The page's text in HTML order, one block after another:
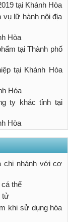
tại Khánh Hòa
vụ lữ hành nội địa
Hòa
tại Thành phố
tại Khánh Hòa
Hóa
ty khác tỉnh tại
Hòa
chi nhánh với cơ
thể
tử
khi sử dụng hóa